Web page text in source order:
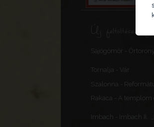
Új feltöltések,
Sajógömör -
Tornalja - Vár
Szalonna -
Rakaca - A templom
Imbach - Imbach II.,